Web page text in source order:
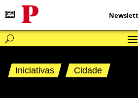
Iniciativas Cidade